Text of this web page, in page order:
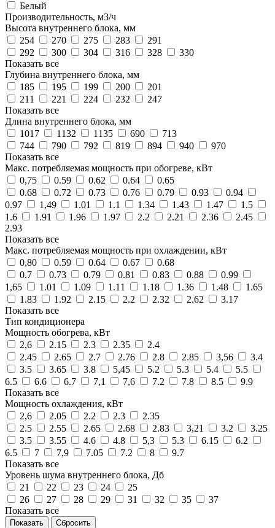
Белый
Производительность, м3/ч
Высота внутреннего блока, мм
254
270 275 283
291
292
300 304 316 328
330
Показать все
Глубина внутреннего блока, мм
185
195 199 200
201
211
221 224 232
247
Показать все
Длина внутреннего блока, мм
1017
1132 1135 690
713
744
790 792 819 894 940
970
Показать все
Макс. потребляемая мощность при обогреве, кВт
0,75
0.59 0.62 0.64
0.65
0.68
0.72 0.73 0.76 0.79 0.93
0.94
0.97
1,49 1.01 1.1 1.34 1.43 1.47
1.5
1.6
1.91 1.96 1.97 2.2 2.21 2.36
2.45
2.93
Показать все
Макс. потребляемая мощность при охлаждении, кВт
0,80
0.59 0.64 0.67
0.68
0.7
0.73 0.79 0.81 0.83 0.88
0.99
1,65
1.01 1.09 1.11 1.18 1.36 1.48
1.65
1.83
1.92 2.15 2.2 2.32 2.62
3.17
Показать все
Тип кондиционера
Мощность обогрева, кВт
2,6
2.15 2.3 2.35
2.4
2.45
2.65 2.7 2.76 2.8 2.85 3,56
3.4
3.5
3.65 3.8 5,45 5.2 5.3 5.4
5.5
6.5
6.6 6.7 7,1 7,6 7.2 7.8 8.5
9.9
Показать все
Мощность охлаждения, кВт
2,6
2.05 2.2 2.3
2.35
2.5
2.55 2.65 2.68 2.83 3,21 3.2
3.25
3.5
3.55 4.6 4.8 5,3 5.3 6.15
6.2
6.5
7 7,9 7.05 7.2 8
9.7
Показать все
Уровень шума внутреннего блока, Дб
21
22 23 24
25
26
27 28 29 31 32 35
37
Показать все
Показать Сбросить